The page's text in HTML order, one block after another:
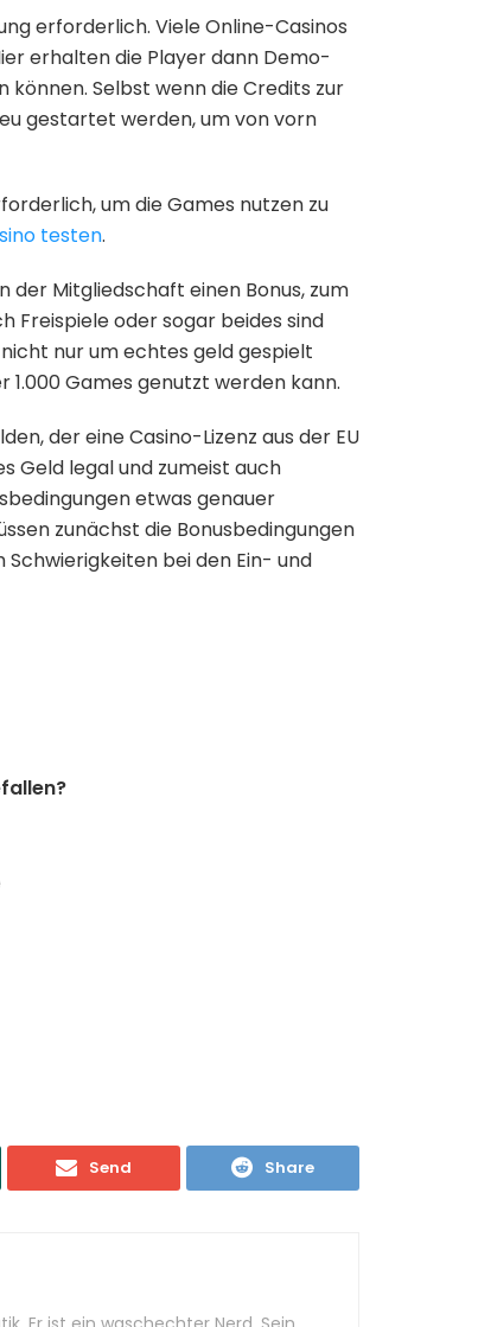
erforderlich. Viele Online-Casinos
erhalten die Player dann Demo-
Selbst wenn die Credits zur
gestartet werden, um von vorn
um die Games nutzen zu
testen.
Mitgliedschaft einen Bonus, zum
Freispiele oder sogar beides sind
nur um echtes geld gespielt
Games genutzt werden kann.
der eine Casino-Lizenz aus der EU
Geld legal und zumeist auch
etwas genauer
zunächst die Bonusbedingungen
bei den Ein- und
Send Share